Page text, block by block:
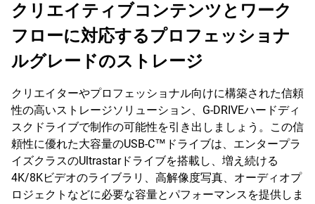
クリエイティブコンテンツとワーク
フローに対応するプロフェッショナ
ルグレードのストレージ
クリエイターやプロフェッショナル向けに構築された信頼
性の高いストレージソリューション、G-DRIVEハードディ
スクドライブで制作の可能性を引き出しましょう。この信
頼性に優れた大容量のUSB-C™ドライブは、エンタープラ
イズクラスのUltrastarドライブを搭載し、増え続ける
4K/8Kビデオのライブラリ、高解像度写真、オーディオプ
ロジェクトなどに必要な容量とパフォーマンスを提供しま